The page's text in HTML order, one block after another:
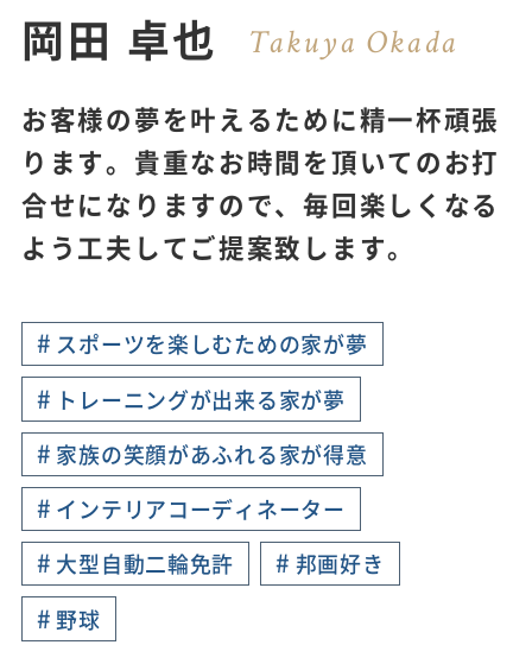
岡田 卓也 Takuya Okada
お客様の夢を叶えるために精一杯頑張
ります。貴重なお時間を頂いてのお打
合せになりますので、毎回楽しくなる
よう工夫してご提案致します。
# スポーツを楽しむための家が夢
# トレーニングが出来る家が夢
# 家族の笑顔があふれる家が得意
# インテリアコーディネーター
# 大型自動二輪免許 # 邦画好き
# 野球